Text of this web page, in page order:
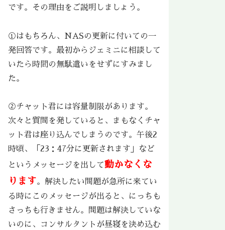
です。その理由をご説明しましょう。
①はもちろん、NASの更新に付いての一
発回答です。最初からジェミニに相談して
いたら時間の無駄遣いをせずにすみまし
た。
②チャット君には容量制限があります。
次々と質問を発していると、まもなくチャ
ット君は座り込んでしまうのです。午後2
時頃、「23：47分に更新されます」など
というメッセージを出して動かなくな
ります。解決したい問題が急所に来てい
る時にこのメッセージが出ると、にっちも
さっちも行きません。問題は解決していな
いのに、コンサルタントが昼寝を決め込む